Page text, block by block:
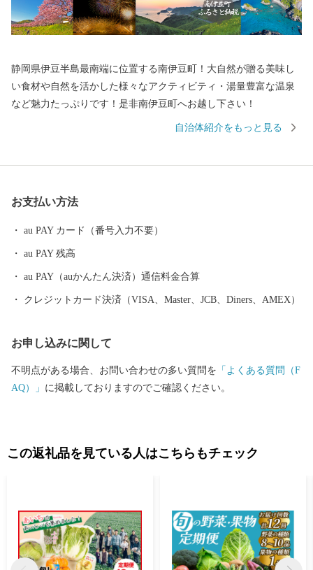
静岡県伊豆半島最南端に位置する南伊豆町！大自然が贈る美味し
い食材や自然を活かした様々なアクティビティ・湯量豊富な温泉
など魅力たっぷりです！是非南伊豆町へお越し下さい！
自治体紹介をもっと見る
お支払い方法
au PAY カード（番号入力不要）
au PAY 残高
au PAY（auかんたん決済）通信料金合算
クレジットカード決済（VISA、Master、JCB、Diners、AMEX）
お申し込みに関して
不明点がある場合、お問い合わせの多い質問を 「よくある質問（F
AQ）」 に掲載しておりますのでご確認ください。
この返礼品を見ている人はこちらもチェック